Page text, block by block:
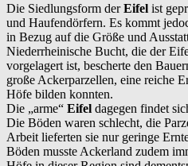
Die Siedlungsform derEifel ist
und Haufendörfern. Es kommt
in Bezug auf die Größe und
Niederrheinische Bucht, die der
vorgelagert ist, bescherte den
große Ackerparzellen, eine reiche
Höfe bilden konnten.
Die „arme“ Eifel dagegen findet
Die Böden waren schlecht, die
Arbeit lieferten sie nur geringe
Böden musste Ackerland zudem